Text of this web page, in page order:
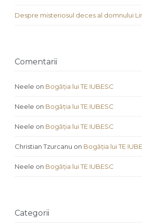
Despre misteriosul deces al domnului
Comentarii
Neele on Bogăția lui TE IUBESC
Neele on Bogăția lui TE IUBESC
Neele on Bogăția lui TE IUBESC
Christian Tzurcanu on Bogăția lui TE
Neele on Bogăția lui TE IUBESC
Categorii